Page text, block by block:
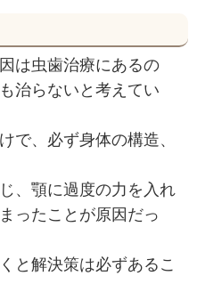
は虫歯治療にあるの
治らないと考えてい
で、必ず身体の構造、
、顎に過度の力を入れ
ったことが原因だっ
と解決策は必ずあるこ